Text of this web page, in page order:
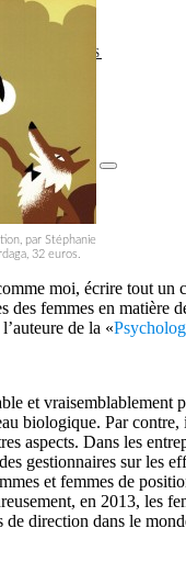
CAPITALE
BRUXELLES
par Stéphanie
32 euros.
moi, écrire tout un
des femmes en matière
de la «
et vraisemblablement
biologique. Par
aspects. Dans les
gestionnaires sur les
et femmes de
en 2013, les
de direction dans le